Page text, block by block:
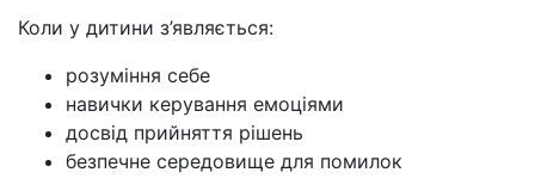
Коли у дитини з’являється:
розуміння себе
навички керування емоціями
досвід прийняття рішень
безпечне середовище для помилок